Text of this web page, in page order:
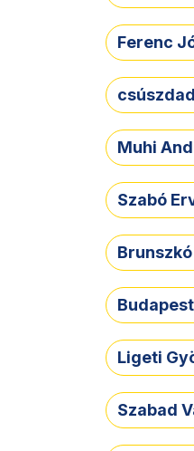
Ferenc
Muhi
Szabó
Ligeti
Szabad